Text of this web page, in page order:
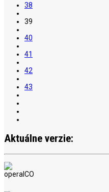
38
39
40
41
42
43
Aktuálne verzie: